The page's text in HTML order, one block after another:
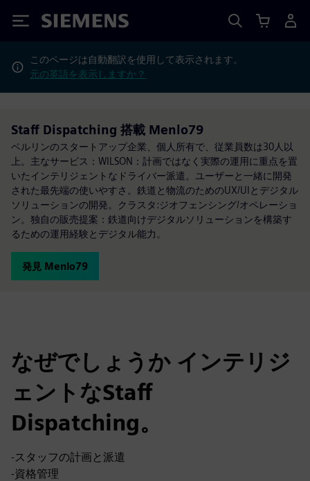
Siemens
このページは自動翻訳を使用して表示されます。
元の英語を表示しますか？
Staff Dispatching 搭載 Menlo79
ベルリンのスタートアップ企業、個人所有で、従業員数は30人以
上。主なサービス：WILSON：計画ではなく実際の運用に重点を置
いたインテリジェントなドライバー派遣。ユーザーと一緒に開発
された最先端の使いやすさ。鉄道と物流のためのUX/UIとデジタル
ソリューションの開発。クラスタ:ジオフェンシング/オペレーショ
ン。独自の販売提案：鉄道向けデジタルソリューションを構築す
るための運用経験とデジタル能力。
発見 Menlo79
なぜでしょうか インテリジ
ェントなStaff
Dispatching。
-スタッフの計画と派遣
-資格管理